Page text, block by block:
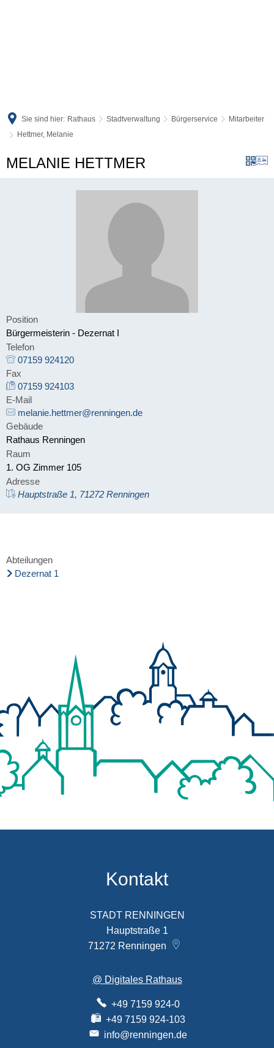
Sie sind hier: Rathaus Stadtverwaltung Bürgerservice
Mitarbeiter
Hettmer, Melanie
MELANIE HETTMER
Position
Bürgermeisterin - Dezernat I
Telefon
07159 924120
Fax
07159 924103
E-Mail
melanie.hettmer@renningen.de
Gebäude
Rathaus Renningen
Raum
1. OG Zimmer 105
Adresse
Hauptstraße 1, 71272 Renningen
Abteilungen
Dezernat 1
Kontakt
STADT RENNINGEN
Hauptstraße 1
71272 Renningen
@ Digitales Rathaus
+49 7159 924-0
+49 7159 924-103
info@renningen.de